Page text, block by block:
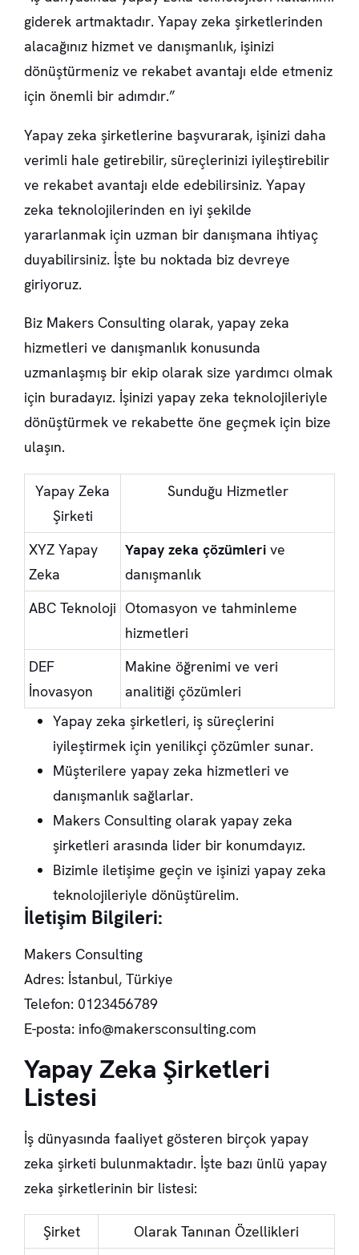
giderek artmaktadır. Yapay zeka şirketlerinden
alacağınız hizmet ve danışmanlık, işinizi
dönüştürmeniz ve rekabet avantajı elde etmeniz
için önemli bir adımdır.”
Yapay zeka şirketlerine başvurarak, işinizi daha
verimli hale getirebilir, süreçlerinizi iyileştirebilir
ve rekabet avantajı elde edebilirsiniz. Yapay
zeka teknolojilerinden en iyi şekilde
yararlanmak için uzman bir danışmana ihtiyaç
duyabilirsiniz. İşte bu noktada biz devreye
giriyoruz.
Biz Makers Consulting olarak, yapay zeka
hizmetleri ve danışmanlık konusunda
uzmanlaşmış bir ekip olarak size yardımcı olmak
için buradayız. İşinizi yapay zeka teknolojileriyle
dönüştürmek ve rekabette öne geçmek için bize
ulaşın.
Yapay Zeka
Şirketi
Sunduğu Hizmetler
XYZ Yapay
Zeka
Yapay zeka çözümleri ve
danışmanlık
ABC Teknoloji Otomasyon ve tahminleme
hizmetleri
DEF
İnovasyon
Makine öğrenimi ve veri
analitiği çözümleri
Yapay zeka şirketleri, iş süreçlerini
iyileştirmek için yenilikçi çözümler sunar.
Müşterilere yapay zeka hizmetleri ve
danışmanlık sağlarlar.
Makers Consulting olarak yapay zeka
şirketleri arasında lider bir konumdayız.
Bizimle iletişime geçin ve işinizi yapay zeka
teknolojileriyle dönüştürelim.
İletişim Bilgileri:
Makers Consulting
Adres: İstanbul, Türkiye
Telefon: 0123456789
E-posta: info@makersconsulting.com
Yapay Zeka Şirketleri
Listesi
İş dünyasında faaliyet gösteren birçok yapay
zeka şirketi bulunmaktadır. İşte bazı ünlü yapay
zeka şirketlerinin bir listesi:
Şirket
Olarak Tanınan Özellikleri